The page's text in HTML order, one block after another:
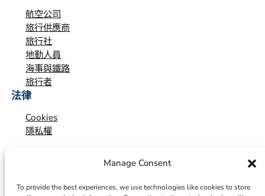
Manage Consent
To provide the best experiences, we use technologies like cookies to store
航空公司
旅行供應商
旅行社
地勤人員
海事與鐵路
旅行者
法律
Cookies
隱私權